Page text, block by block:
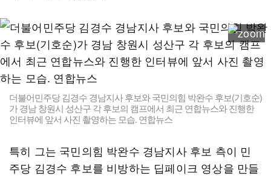
더불어민주당 김경수 경남지사 후보와 국민의힘 박완수 후보(기호순)
가 경남 창원시 성산구 각 후보의 캠프에서 최근 연합뉴스와 진행한
인터뷰에 앞서 사진 촬영하는 모습. 연합뉴스
특히 그는 국민의힘 박완수 경남지사 후보 측이 민
주당 김경수 후보를 비방하는 딥페이크 영상을 만들